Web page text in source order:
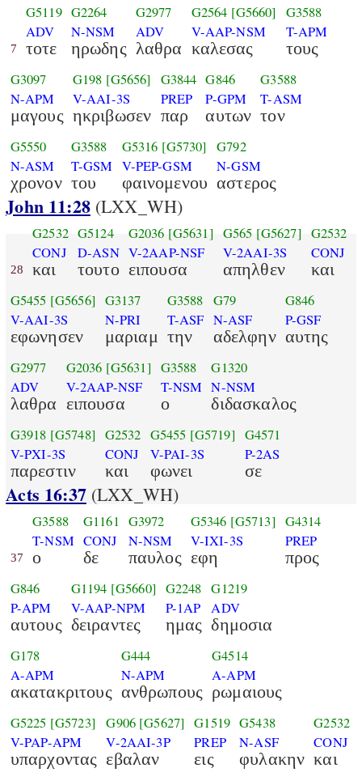
7
G5119
ADV
τοτε
G2264
N-NSM
ηρωδης
G2977
ADV
λαθρα
G2564 [G5660]
V-AAP-NSM
καλεσας
G3588
T-APM
τους
G3097
N-APM
μαγους
G198 [G5656]
V-AAI-3S
ηκριβωσεν
G3844
PREP
παρ
G846
P-GPM
αυτων
G3588
T-ASM
τον
G5550
N-ASM
χρονον
G3588
T-GSM
του
G5316 [G5730]
V-PEP-GSM
φαινομενου
G792
N-GSM
αστερος
John 11:28(LXX_WH)
28
G2532
CONJ
και
G5124
D-ASN
τουτο
G2036 [G5631]
V-2AAP-NSF
ειπουσα
G565 [G5627]
V-2AAI-3S
απηλθεν
G2532
CONJ
και
G5455 [G5656]
V-AAI-3S
εφωνησεν
G3137
N-PRI
μαριαμ
G3588
T-ASF
την
G79
N-ASF
αδελφην
G846
P-GSF
αυτης
G2977
ADV
λαθρα
G2036 [G5631]
V-2AAP-NSF
ειπουσα
G3588
T-NSM
ο
G1320
N-NSM
διδασκαλος
G3918 [G5748]
V-PXI-3S
παρεστιν
G2532
CONJ
και
G5455 [G5719]
V-PAI-3S
φωνει
G4571
P-2AS
σε
Acts 16:37(LXX_WH)
37
G3588
T-NSM
ο
G1161
CONJ
δε
G3972
N-NSM
παυλος
G5346 [G5713]
V-IXI-3S
εφη
G4314
PREP
προς
G846
P-APM
αυτους
G1194 [G5660]
V-AAP-NPM
δειραντες
G2248
P-1AP
ημας
G1219
ADV
δημοσια
G178
A-APM
ακατακριτους
G444
N-APM
ανθρωπους
G4514
A-APM
ρωμαιους
G5225 [G5723]
V-PAP-APM
υπαρχοντας
G906 [G5627]
V-2AAI-3P
εβαλαν
G1519
PREP
εις
G5438
N-ASF
φυλακην
G2532
CONJ
και